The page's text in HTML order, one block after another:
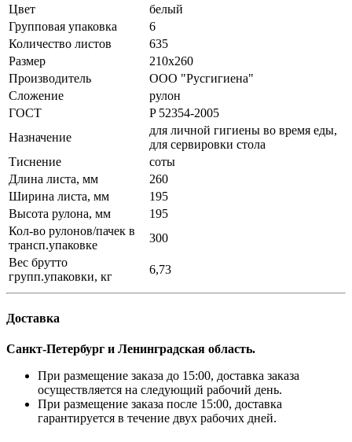
Цвет
белый
Групповая упаковка
6
Количество листов
635
Размер
210х260
Производитель
ООО "Русгигиена"
Сложение
рулон
ГОСТ
P 52354-2005
Назначение
для личной гигиены во время еды,
для сервировки стола
Тиснение
соты
Длина листа, мм
260
Ширина листа, мм
195
Высота рулона, мм
195
Кол-во рулонов/пачек в
трансп.упаковке
300
Вес брутто
групп.упаковки, кг
6,73
Доставка
Санкт-Петербург и Ленинградская область.
При размещение заказа до 15:00, доставка заказа
осуществляется на следующий рабочий день.
При размещение заказа после 15:00, доставка
гарантируется в течение двух рабочих дней.